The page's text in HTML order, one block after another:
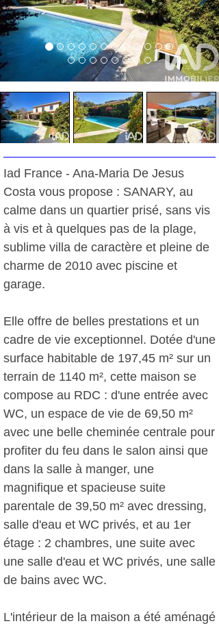
Iad France - Ana-Maria De Jesus
Costa vous propose : SANARY, au
calme dans un quartier prisé, sans vis
à vis et à quelques pas de la plage,
sublime villa de caractère et pleine de
charme de 2010 avec piscine et
garage.
Elle offre de belles prestations et un
cadre de vie exceptionnel. Dotée d'une
surface habitable de 197,45 m² sur un
terrain de 1140 m², cette maison se
compose au RDC : d'une entrée avec
WC, un espace de vie de 69,50 m²
avec une belle cheminée centrale pour
profiter du feu dans le salon ainsi que
dans la salle à manger, une
magnifique et spacieuse suite
parentale de 39,50 m² avec dressing,
salle d'eau et WC privés, et au 1er
étage : 2 chambres, une suite avec
une salle d'eau et WC privés, une salle
de bains avec WC.
L'intérieur de la maison a été aménagé